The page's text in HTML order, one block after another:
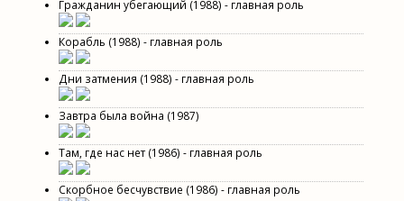
Гражданин убегающий (1988) - главная роль
Корабль (1988) - главная роль
Дни затмения (1988) - главная роль
Завтра была война (1987)
Там, где нас нет (1986) - главная роль
Скорбное бесчувствие (1986) - главная роль